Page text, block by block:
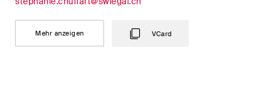
Mehr anzeigen VCard
Compliance